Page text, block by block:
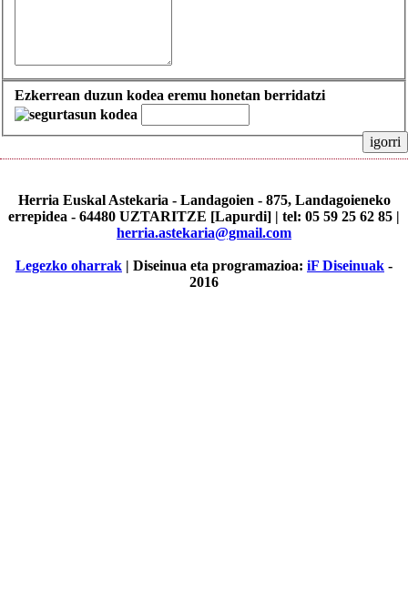
Ezkerrean duzun kodea eremu honetan berridatzi
igorri
Herria Euskal Astekaria - Landagoien - 875, Landagoieneko
errepidea - 64480 UZTARITZE [Lapurdi] | tel: 05 59 25 62 85 |
herria.astekaria@gmail.com
Legezko oharrak | Diseinua eta programazioa: iF Diseinuak -
2016